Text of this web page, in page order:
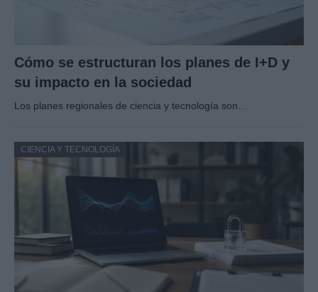
Cómo se estructuran los planes de I+D y
su impacto en la sociedad
Los planes regionales de ciencia y tecnología son…
CIENCIA Y TECNOLOGÍA